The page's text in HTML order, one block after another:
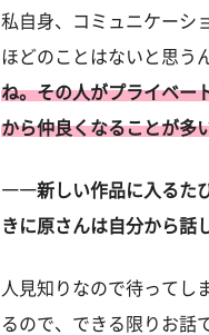
私自身、コミュニケーシ
ほどのことはないと思う
ね。その人がプライベー
から仲良くなることが多
――新しい作品に入るた
きに原さんは自分から話
人見知りなので待ってし
るので、できる限りお話